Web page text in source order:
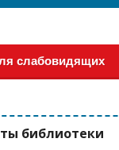
слабовидящих
библиотеки